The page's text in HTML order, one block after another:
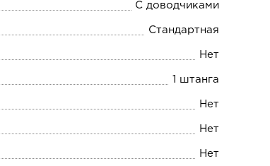
С доводчиками
Стандартная
Нет
1 штанга
Нет
Нет
Нет